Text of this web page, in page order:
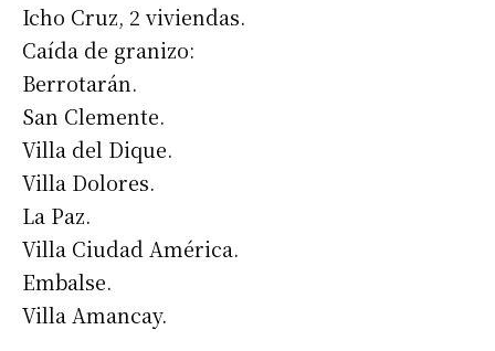
Icho Cruz, 2 viviendas.
Caída de granizo:
Berrotarán.
San Clemente.
Villa del Dique.
Villa Dolores.
La Paz.
Villa Ciudad América.
Embalse.
Villa Amancay.